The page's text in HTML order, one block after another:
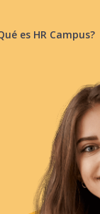
es HR Campus?